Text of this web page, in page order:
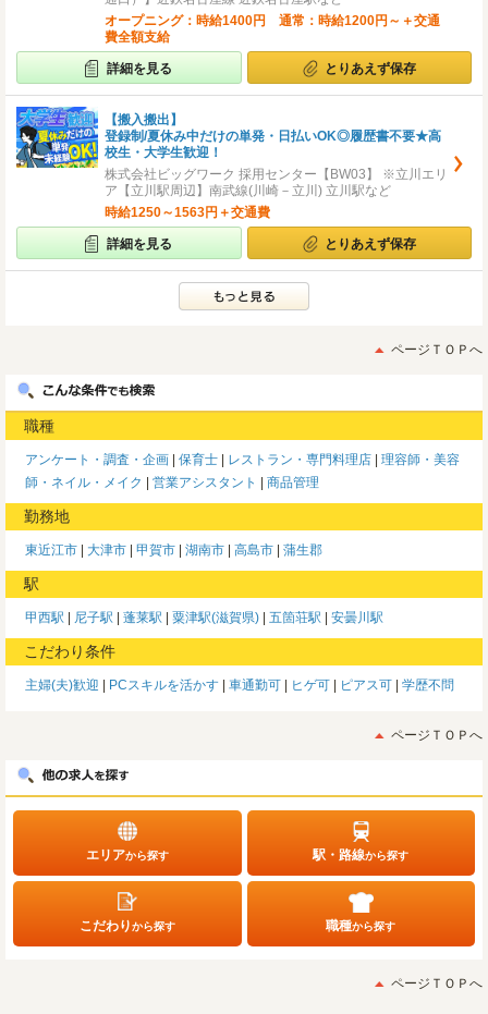
オープニング：時給1400円 通常：時給1200円～＋交通
費全額支給
詳細を見る とりあえず保存
【搬入搬出】
登録制/夏休み中だけの単発・日払いOK◎履歴書不要★高
校生・大学生歓迎！
株式会社ビッグワーク 採用センター【BW03】 ※立川エリ
ア【立川駅周辺】南武線(川崎－立川) 立川駅など
時給1250～1563円＋交通費
詳細を見る とりあえず保存
ページＴＯＰへ
職種
アンケート・調査・企画 保育士 レストラン・専門料理店
理容師・美容
師・ネイル・メイク
営業アシスタント 商品管理
勤務地
東近江市 大津市 甲賀市 湖南市 高島市 蒲生郡
駅
甲西駅 尼子駅 蓬莱駅 粟津駅(滋賀県) 五箇荘駅 安曇川駅
こだわり条件
主婦(夫)歓迎 PCスキルを活かす 車通勤可 ヒゲ可 ピアス可 学歴不問
ページＴＯＰへ
エリアから探す 駅・路線から探す
こだわりから探す 職種から探す
ページＴＯＰへ